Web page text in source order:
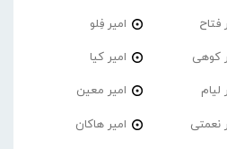
فتاح امیر فِلو
کوهی امیر کیا
لیام امیر معین
نعمتی امیر هاکان